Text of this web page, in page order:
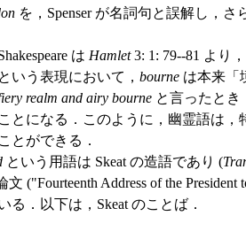
を，Spenser が名詞句と誤解し，
は Hamlet3: 1: 79--81 より，
という表現において， bourne は本来「
realm and airy bourne と言ったとき
とになる．このように，幽霊語は
とができる．
という用語は Skeat の造語であり (
("Fourteenth Address of the
る．以下は，Skeat のことば．